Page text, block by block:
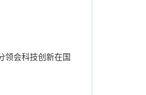
领会科技创新在国